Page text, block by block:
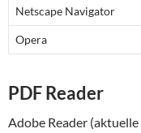
Netscape Navigator
Opera
PDF Reader
Adobe Reader